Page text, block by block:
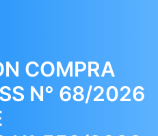
COMPRA
N° 68/2026